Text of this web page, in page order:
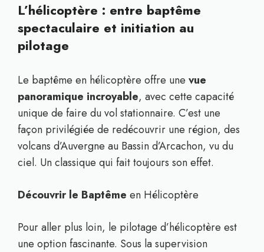
L’hélicoptère : entre baptême
spectaculaire et initiation au
pilotage
Le baptême en hélicoptère offre une vue
panoramique incroyable, avec cette capacité
unique de faire du vol stationnaire. C’est une
façon privilégiée de redécouvrir une région, des
volcans d’Auvergne au Bassin d’Arcachon, vu du
ciel. Un classique qui fait toujours son effet.
Découvrir le Baptême en Hélicoptère
Pour aller plus loin, le pilotage d’hélicoptère est
une option fascinante. Sous la supervision